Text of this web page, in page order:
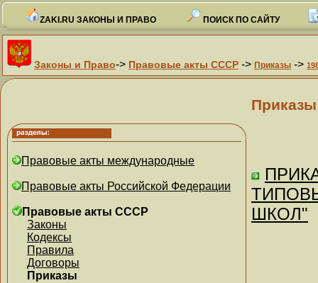
ZAKI.RU ЗАКОНЫ И ПРАВО ПОИСК ПО САЙТУ
Законы и Право-> Правовые акты СССР -> Приказы ->
Правовые акты международные
Правовые акты Российской Федерации
Правовые акты СССР
Законы
Кодексы
Правила
Договоры
Приказы
ШКОЛ"